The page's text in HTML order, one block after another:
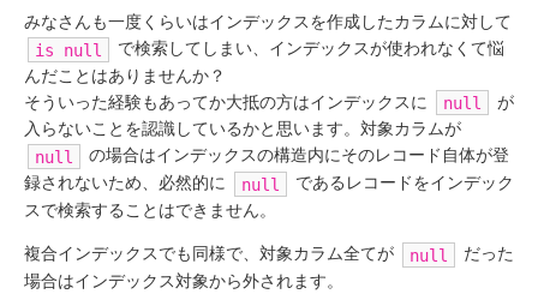
みなさんも一度くらいはインデックスを作成したカラムに対して
is null
で検索してしまい、インデックスが使われなくて悩
んだことはありませんか？
そういった経験もあってか大抵の方はインデックスに
null
が
入らないことを認識しているかと思います。対象カラムが
null
の場合はインデックスの構造内にそのレコード自体が登
録されないため、必然的に
null
であるレコードをインデック
スで検索することはできません。
複合インデックスでも同様で、対象カラム全てが null
だった
場合はインデックス対象から外されます。